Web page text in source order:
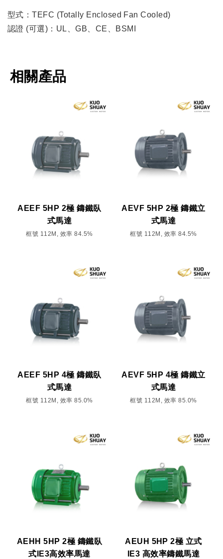
型式：TEFC (Totally Enclosed Fan Cooled)
認證 (可選)：UL、GB、CE、BSMI
相關產品
AEEF 5HP 2極 鑄鐵臥
式馬達
框號 112M, 效率 84.5%
AEVF 5HP 2極 鑄鐵立
式馬達
框號 112M, 效率 84.5%
AEEF 5HP 4極 鑄鐵臥
式馬達
框號 112M, 效率 85.0%
AEVF 5HP 4極 鑄鐵立
式馬達
框號 112M, 效率 85.0%
AEHH 5HP 2極 鑄鐵臥
式IE3高效率馬達
AEUH 5HP 2極 立式
IE3 高效率鑄鐵馬達